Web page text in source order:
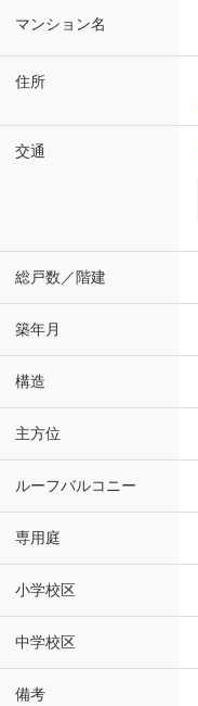
マンション名
住所
交通
総戸数／階建
築年月
構造
主方位
ルーフバルコニー
専用庭
小学校区
中学校区
備考